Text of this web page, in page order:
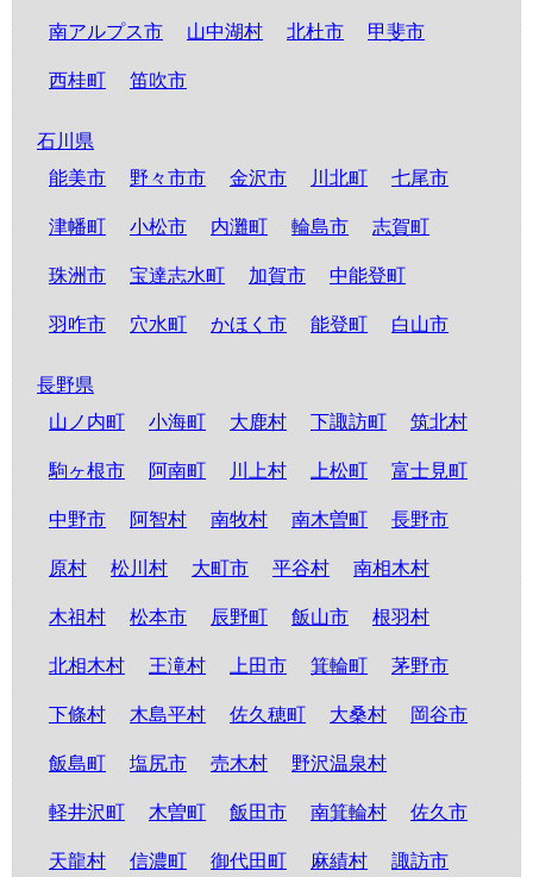
南アルプス市 山中湖村 北杜市 甲斐市
西桂町 笛吹市
石川県
能美市
野々市市 金沢市 川北町 七尾市
津幡町 小松市 内灘町 輪島市 志賀町
珠洲市 宝達志水町 加賀市 中能登町
羽咋市 穴水町 かほく市 能登町 白山市
長野県
山ノ内町
小海町 大鹿村 下諏訪町 筑北村
駒ヶ根市 阿南町 川上村 上松町 富士見町
中野市 阿智村 南牧村 南木曽町 長野市
原村 松川村 大町市 平谷村 南相木村
木祖村 松本市 辰野町 飯山市 根羽村
北相木村 王滝村 上田市 箕輪町 茅野市
下條村 木島平村 佐久穂町 大桑村 岡谷市
飯島町 塩尻市 売木村 野沢温泉村
軽井沢町 木曽町 飯田市 南箕輪村 佐久市
天龍村 信濃町 御代田町 麻績村 諏訪市